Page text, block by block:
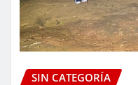
SIN CATEGORÍA